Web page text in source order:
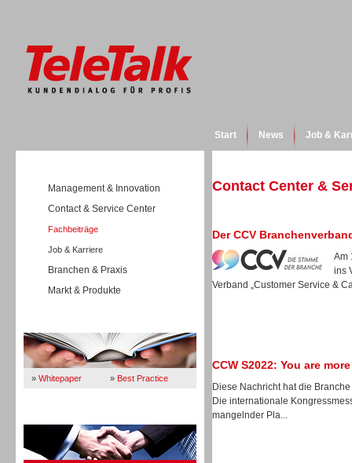
Start News Job &
Management & Innovation
Contact & Service Center
Fachbeiträge
Job & Karriere
Branchen & Praxis
Markt & Produkte
» Whitepaper » Best Practice
Contact Center &
Der CCV
Am
ins
Verband „Customer Service &
CCW S2022: You are
Diese Nachricht hat die
Die internationale
mangelnder Pla...